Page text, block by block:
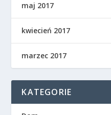
maj 2017
kwiecień 2017
marzec 2017
KATEGORIE